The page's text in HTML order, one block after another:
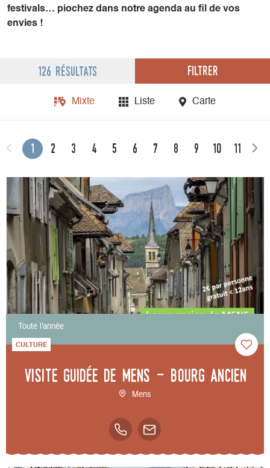
festivals… piochez dans notre agenda au fil de vos
envies !
126 résultats Filtrer
Mixte Liste Carte
1 2 3 4 5 6 7 8 9 10 11
Toute l'année
CULTURE
Visite guidée de Mens - bourg ancien
Mens